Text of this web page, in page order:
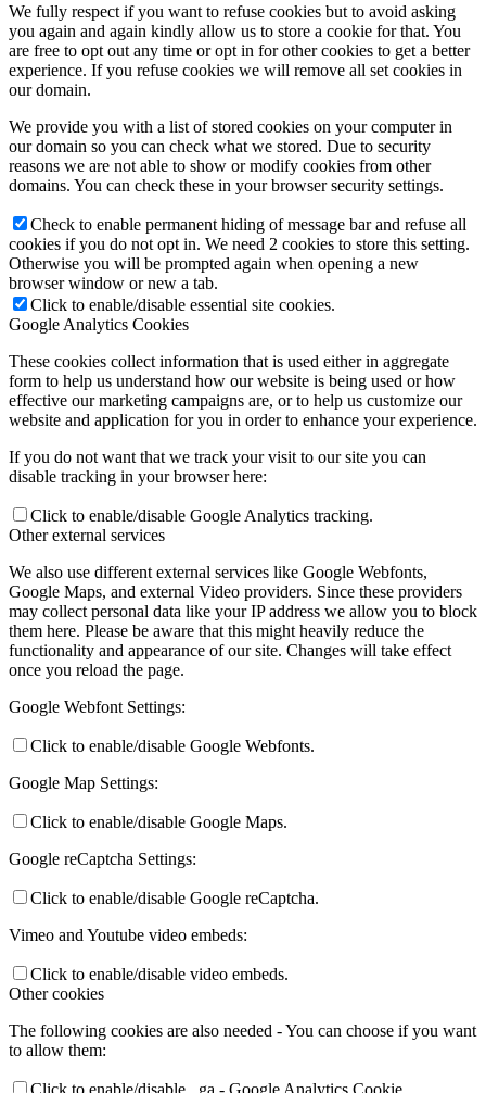
We fully respect if you want to refuse cookies but to avoid asking
you again and again kindly allow us to store a cookie for that. You
are free to opt out any time or opt in for other cookies to get a better
experience. If you refuse cookies we will remove all set cookies in
our domain.
We provide you with a list of stored cookies on your computer in
our domain so you can check what we stored. Due to security
reasons we are not able to show or modify cookies from other
domains. You can check these in your browser security settings.
Check to enable permanent hiding of message bar and refuse all
cookies if you do not opt in. We need 2 cookies to store this setting.
Otherwise you will be prompted again when opening a new
browser window or new a tab.
Click to enable/disable essential site cookies.
Google Analytics Cookies
These cookies collect information that is used either in aggregate
form to help us understand how our website is being used or how
effective our marketing campaigns are, or to help us customize our
website and application for you in order to enhance your experience.
If you do not want that we track your visit to our site you can
disable tracking in your browser here:
Click to enable/disable Google Analytics tracking.
Other external services
We also use different external services like Google Webfonts,
Google Maps, and external Video providers. Since these providers
may collect personal data like your IP address we allow you to block
them here. Please be aware that this might heavily reduce the
functionality and appearance of our site. Changes will take effect
once you reload the page.
Google Webfont Settings:
Click to enable/disable Google Webfonts.
Google Map Settings:
Click to enable/disable Google Maps.
Google reCaptcha Settings:
Click to enable/disable Google reCaptcha.
Vimeo and Youtube video embeds:
Click to enable/disable video embeds.
Other cookies
The following cookies are also needed - You can choose if you want
to allow them:
Click to enable/disable _ga - Google Analytics Cookie.